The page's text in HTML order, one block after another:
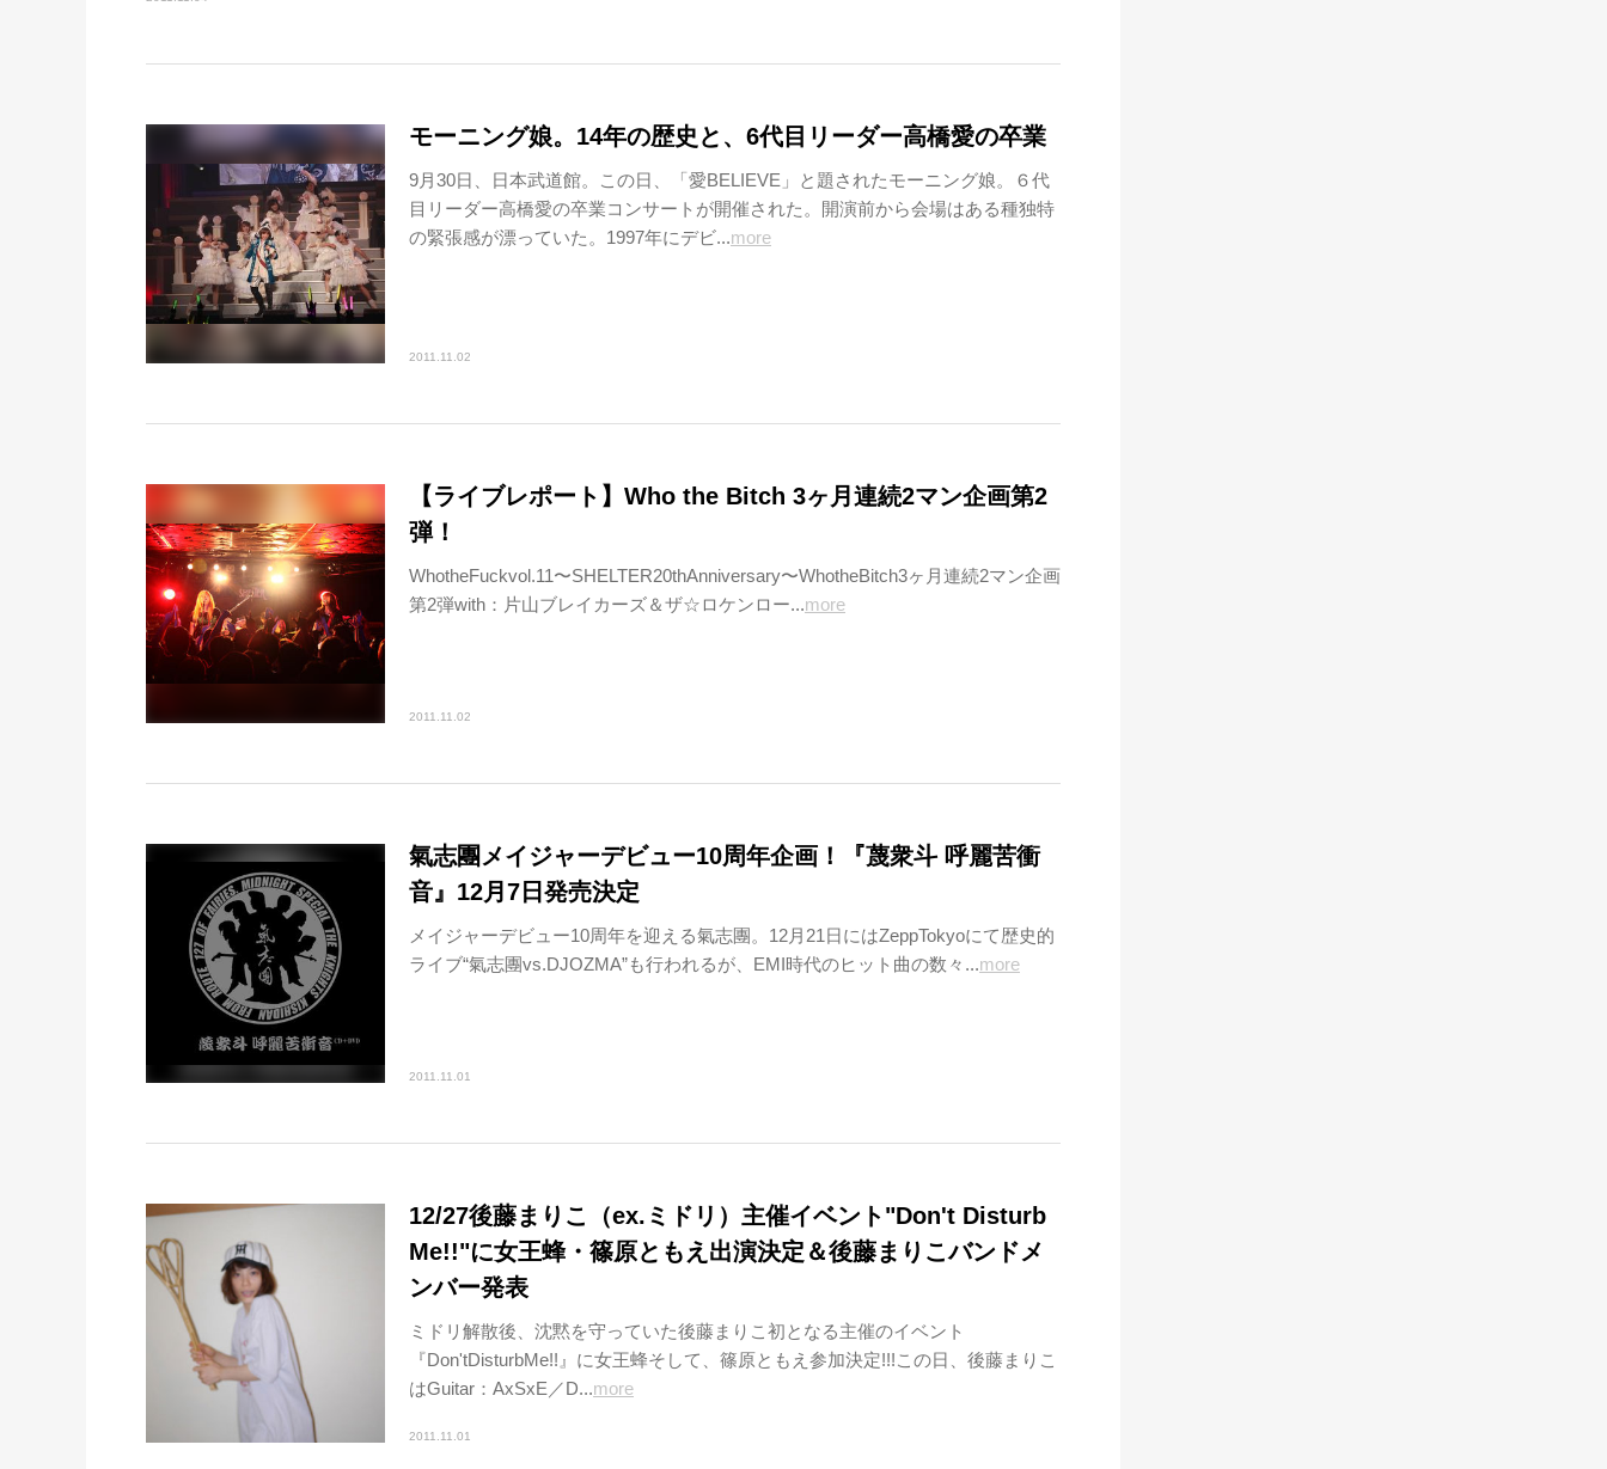
モーニング娘。14年の歴史と、6代目リーダー高橋愛の卒業
9月30日、日本武道館。この日、「愛BELIEVE」と題されたモーニング娘。６代
目リーダー高橋愛の卒業コンサートが開催された。開演前から会場はある種独特
の緊張感が漂っていた。1997年にデビ...more
2011.11.02
【ライブレポート】Who the Bitch 3ヶ月連続2マン企画第2
弾！
WhotheFuckvol.11〜SHELTER20thAnniversary〜WhotheBitch3ヶ月連続2マン企画
第2弾with：片山ブレイカーズ＆ザ☆ロケンロー...more
2011.11.02
氣志團メイジャーデビュー10周年企画！『蔑衆斗 呼麗苦衝
音』12月7日発売決定
メイジャーデビュー10周年を迎える氣志團。12月21日にはZeppTokyoにて歴史的
ライブ“氣志團vs.DJOZMA”も行われるが、EMI時代のヒット曲の数々...more
2011.11.01
12/27後藤まりこ（ex.ミドリ）主催イベント"Don't Disturb
Me!!"に女王蜂・篠原ともえ出演決定＆後藤まりこバンドメ
ンバー発表
ミドリ解散後、沈黙を守っていた後藤まりこ初となる主催のイベント
『Don'tDisturbMe!!』に女王蜂そして、篠原ともえ参加決定!!!この日、後藤まりこ
はGuitar：AxSxE／D...more
2011.11.01